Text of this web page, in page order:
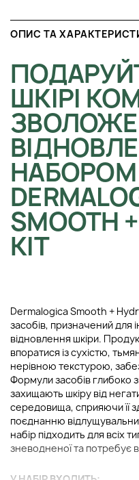
ОПИС ТА
ШКІРІ
НАБОРОМ
SMOOTH
KIT
Dermalogica Smooth +
засобів, призначений для
відновлення шкіри.
впоратися із сухістю,
нерівною текстурою,
Формули засобів глибоко
захищають шкіру від
середовища, сприяючи її
поєднанню
набір підходить для всіх
зневодненої та потребує